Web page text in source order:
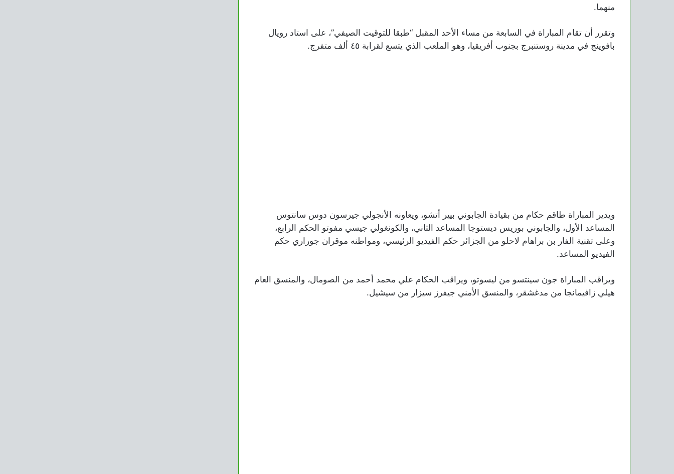
منهما.
وتقرر أن تقام المباراة في السابعة من مساء الأحد المقبل “طبقا للتوقيت الصيفي”، على استاد رويال
بافوينج في مدينة روستنبرج بجنوب أفريقيا، وهو الملعب الذي يتسع لقرابة ٤٥ ألف متفرج.
ويدير المباراة طاقم حكام من بقيادة الجابوني بيير أتشو، ويعاونه الأنجولي جيرسون دوس سانتوس
المساعد الأول، والجابوني بوريس ديستوجا المساعد الثاني، والكونغولي جيسي مفوتو الحكم الرابع،
وعلى تقنية الفار بن براهام لاحلو من الجزائر حكم الفيديو الرئيسي، ومواطنه موقران جوراري حكم
الفيديو المساعد.
ويراقب المباراة جون سينتسو من ليسوتو، ويراقب الحكام علي محمد أحمد من الصومال، والمنسق العام
هيلي زافيمانجا من مدغشقر، والمنسق الأمني جيفرز سيزار من سيشيل.